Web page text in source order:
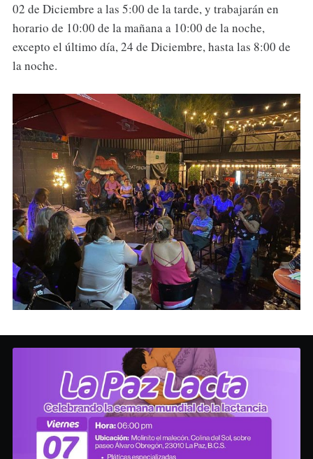
02 de Diciembre a las 5:00 de la tarde, y trabajarán en
horario de 10:00 de la mañana a 10:00 de la noche,
excepto el último día, 24 de Diciembre, hasta las 8:00 de
la noche.